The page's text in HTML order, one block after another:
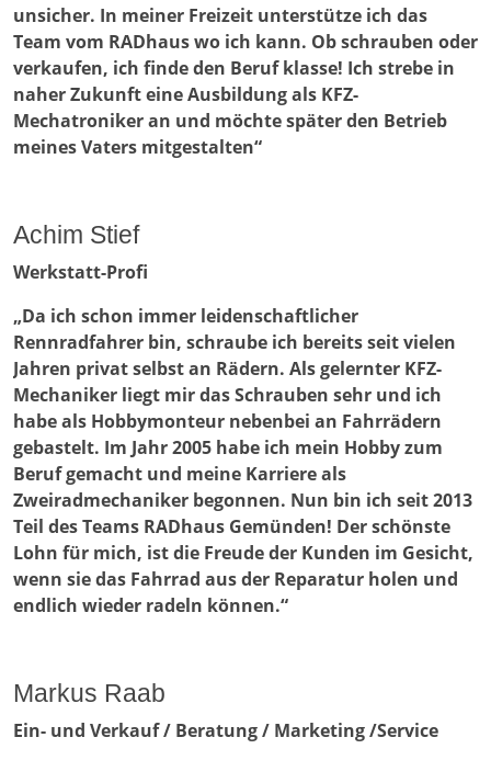
unsicher. In meiner Freizeit unterstütze ich das
Team vom RADhaus wo ich kann. Ob schrauben oder
verkaufen, ich finde den Beruf klasse! Ich strebe in
naher Zukunft eine Ausbildung als KFZ-
Mechatroniker an und möchte später den Betrieb
meines Vaters mitgestalten“
Achim Stief
Werkstatt-Profi
„Da ich schon immer leidenschaftlicher
Rennradfahrer bin, schraube ich bereits seit vielen
Jahren privat selbst an Rädern. Als gelernter KFZ-
Mechaniker liegt mir das Schrauben sehr und ich
habe als Hobbymonteur nebenbei an Fahrrädern
gebastelt. Im Jahr 2005 habe ich mein Hobby zum
Beruf gemacht und meine Karriere als
Zweiradmechaniker begonnen. Nun bin ich seit 2013
Teil des Teams RADhaus Gemünden! Der schönste
Lohn für mich, ist die Freude der Kunden im Gesicht,
wenn sie das Fahrrad aus der Reparatur holen und
endlich wieder radeln können.“
Markus Raab
Ein- und Verkauf / Beratung / Marketing /Service